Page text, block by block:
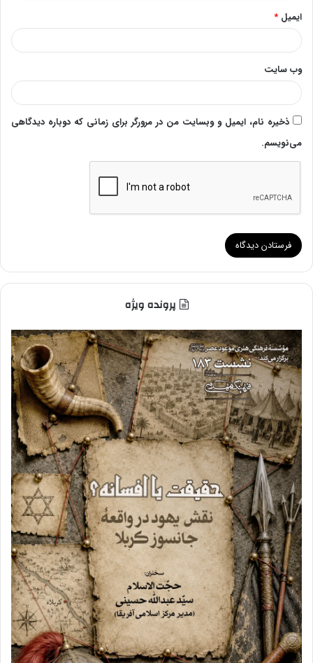
ایمیل *
وب‌ سایت
ذخیره نام، ایمیل و وبسایت من در مرورگر برای زمانی که دوباره دیدگاهی
می‌نویسم.
پرونده ویژه